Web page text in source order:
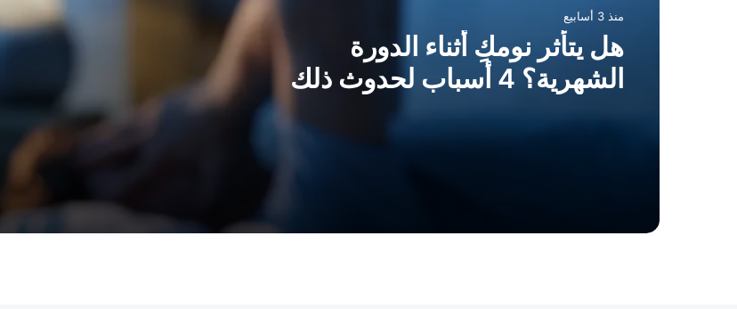
منذ 3 أسابيع
هل يتأثر نومكِ أثناء الدورة
الشهرية؟ 4 أسباب لحدوث ذلك
هل زيت الخروع آمن للوجه ؟
ثلاث طرق سهلة للتخلص من تساقط الشعر
بإضافة البصل إلى روتين العناية بشعرك
على أن ألم البطن ليس “طبيعياً”